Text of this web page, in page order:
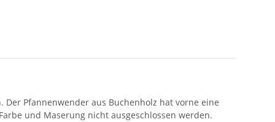
Pfannenwender aus Buchenholz hat vorne eine
und Maserung nicht ausgeschlossen werden.